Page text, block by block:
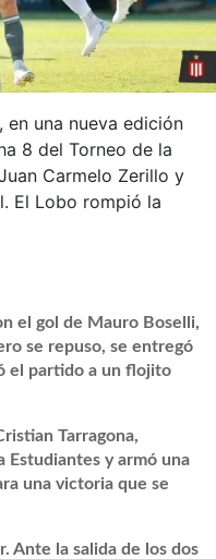
en una nueva edición
8 del Torneo de la
Carmelo Zerillo y
El Lobo rompió la
el gol de Mauro Boselli,
se repuso, se entregó
el partido a un flojito
Tarragona,
Estudiantes y armó una
una victoria que se
Ante la salida de los dos